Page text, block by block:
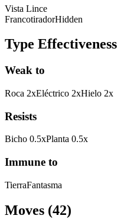
Vista Lince
FrancotiradorHidden
Type Effectiveness
Weak to
Roca 2xEléctrico 2xHielo 2x
Resists
Bicho 0.5xPlanta 0.5x
Immune to
TierraFantasma
Moves (42)